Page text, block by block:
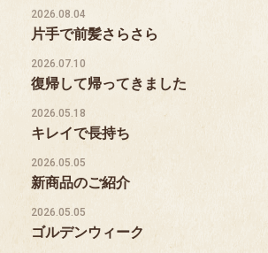
片手で前髪さらさら
2026.08.04
復帰して帰ってきました
2026.07.10
キレイで長持ち
2026.05.18
新商品のご紹介
2026.05.05
ゴルデンウィーク
2026.05.05